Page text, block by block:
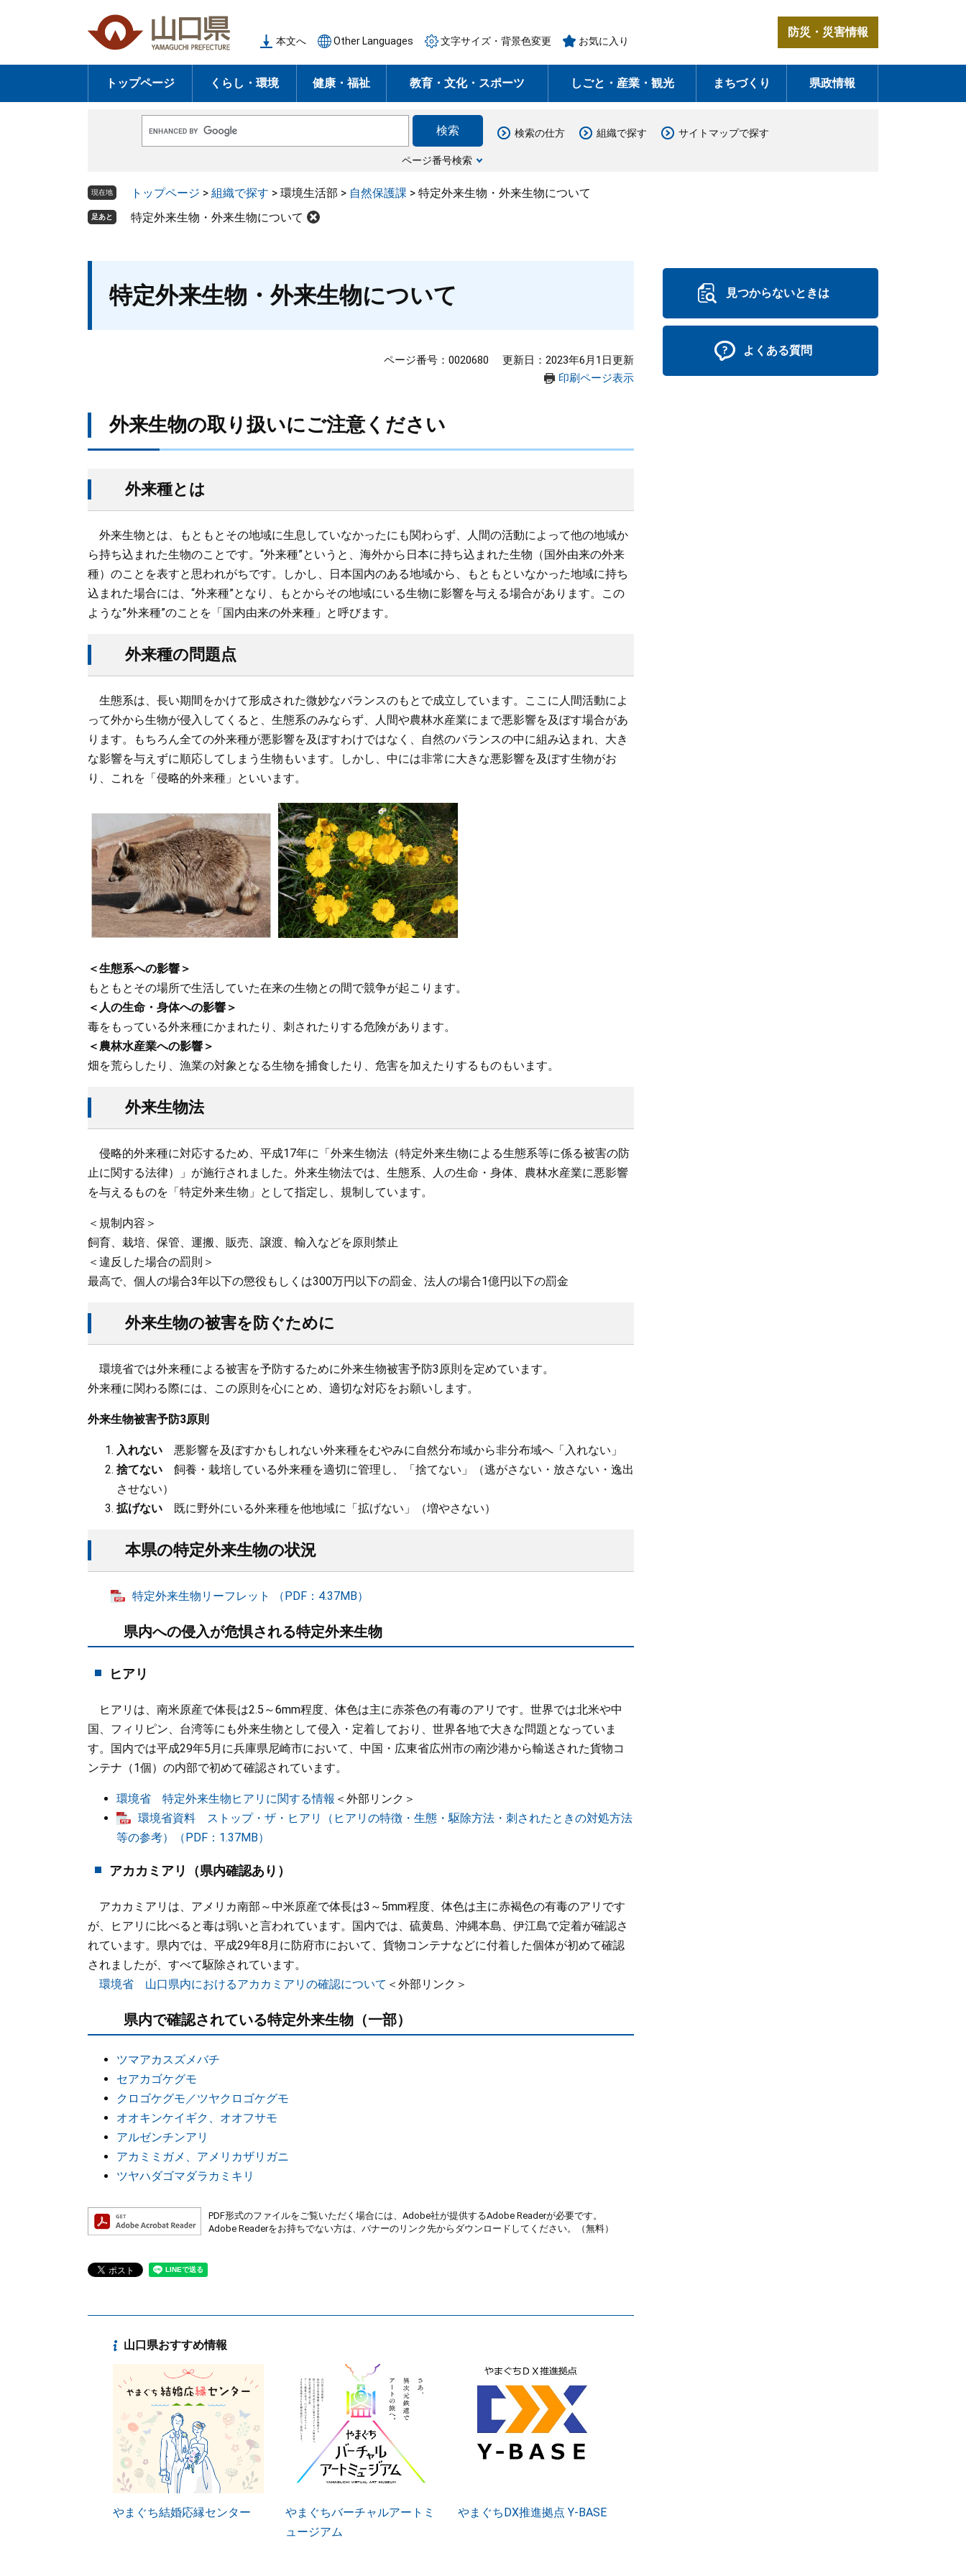
の
頭
ー
飛
本文へ Other Languages 文字サイズ・背景色変更 お気に入り
防災・災害情報
トップページ くらし・環境 健康・福祉 教育・文化・スポーツ しごと・産業・観光 まちづくり 県政情報
o
e
ス
ページ番号検索
検索の仕方 組織で探す サイトマップで探す
現在地 トップページ > 組織で探す > 環境生活部 > 自然保護課 > 特定外来生物・外来生物について
足あと 特定外来生物・外来生物について
特定外来生物・外来生物について
ページ番号：0020680
更新日：2023年6月1日更新
印刷ページ表示
外来生物の取り扱いにご注意ください
外来種とは
外来生物とは、もともとその地域に生息していなかったにも関わらず、人間の活動によって他の地域か
ら持ち込まれた生物のことです。“外来種”というと、海外から日本に持ち込まれた生物（国外由来の外来
種）のことを表すと思われがちです。しかし、日本国内のある地域から、もともといなかった地域に持ち
込まれた場合には、“外来種”となり、もとからその地域にいる生物に影響を与える場合があります。この
ような”外来種”のことを「国内由来の外来種」と呼びます。
外来種の問題点
生態系は、長い期間をかけて形成された微妙なバランスのもとで成立しています。ここに人間活動によ
って外から生物が侵入してくると、生態系のみならず、人間や農林水産業にまで悪影響を及ぼす場合があ
ります。もちろん全ての外来種が悪影響を及ぼすわけではなく、自然のバランスの中に組み込まれ、大き
な影響を与えずに順応してしまう生物もいます。しかし、中には非常に大きな悪影響を及ぼす生物がお
り、これを「侵略的外来種」といいます。
＜生態系への影響＞
もともとその場所で生活していた在来の生物との間で競争が起こります。
＜人の生命・身体への影響＞
毒をもっている外来種にかまれたり、刺されたりする危険があります。
＜農林水産業への影響＞
畑を荒らしたり、漁業の対象となる生物を捕食したり、危害を加えたりするものもいます。
外来生物法
侵略的外来種に対応するため、平成17年に「外来生物法（特定外来生物による生態系等に係る被害の防
止に関する法律）」が施行されました。外来生物法では、生態系、人の生命・身体、農林水産業に悪影響
を与えるものを「特定外来生物」として指定し、規制しています。
＜規制内容＞
飼育、栽培、保管、運搬、販売、譲渡、輸入などを原則禁止
＜違反した場合の罰則＞
最高で、個人の場合3年以下の懲役もしくは300万円以下の罰金、法人の場合1億円以下の罰金
外来生物の被害を防ぐために
環境省では外来種による被害を予防するために外来生物被害予防3原則を定めています。
外来種に関わる際には、この原則を心にとめ、適切な対応をお願いします。
外来生物被害予防3原則
入れない 悪影響を及ぼすかもしれない外来種をむやみに自然分布域から非分布域へ「入れない」
捨てない 飼養・栽培している外来種を適切に管理し、「捨てない」（逃がさない・放さない・逸出
させない）
拡げない 既に野外にいる外来種を他地域に「拡げない」（増やさない）
本県の特定外来生物の状況
特定外来生物リーフレット （PDF：4.37MB）
県内への侵入が危惧される特定外来生物
ヒアリ
ヒアリは、南米原産で体長は2.5～6mm程度、体色は主に赤茶色の有毒のアリです。世界では北米や中
国、フィリピン、台湾等にも外来生物として侵入・定着しており、世界各地で大きな問題となっていま
す。国内では平成29年5月に兵庫県尼崎市において、中国・広東省広州市の南沙港から輸送された貨物コ
ンテナ（1個）の内部で初めて確認されています。
環境省 特定外来生物ヒアリに関する情報 ＜外部リンク＞
環境省資料 ストップ・ザ・ヒアリ（ヒアリの特徴・生態・駆除方法・刺されたときの対処方法
等の参考）（PDF：1.37MB）
アカカミアリ（県内確認あり）
アカカミアリは、アメリカ南部～中米原産で体長は3～5mm程度、体色は主に赤褐色の有毒のアリです
が、ヒアリに比べると毒は弱いと言われています。国内では、硫黄島、沖縄本島、伊江島で定着が確認さ
れています。県内では、平成29年8月に防府市において、貨物コンテナなどに付着した個体が初めて確認
されましたが、すべて駆除されています。
環境省 山口県内におけるアカカミアリの確認について ＜外部リンク＞
県内で確認されている特定外来生物（一部）
ツマアカスズメバチ
セアカゴケグモ
クロゴケグモ／ツヤクロゴケグモ
オオキンケイギク、オオフサモ
アルゼンチンアリ
アカミミガメ、アメリカザリガニ
ツヤハダゴマダラカミキリ
PDF形式のファイルをご覧いただく場合には、Adobe社が提供するAdobe Readerが必要です。
Adobe Readerをお持ちでない方は、バナーのリンク先からダウンロードしてください。（無料）
山口県おすすめ情報
やまぐち結婚応縁センター
やまぐちバーチャルアートミ
ュージアム
やまぐちDX推進拠点 Y-BASE
見つからないときは
よくある質問